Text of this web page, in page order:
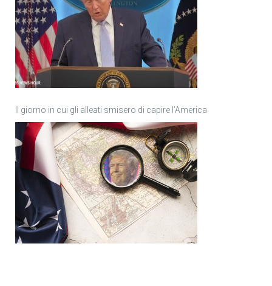
Il giorno in cui gli alleati smisero di capire l’America